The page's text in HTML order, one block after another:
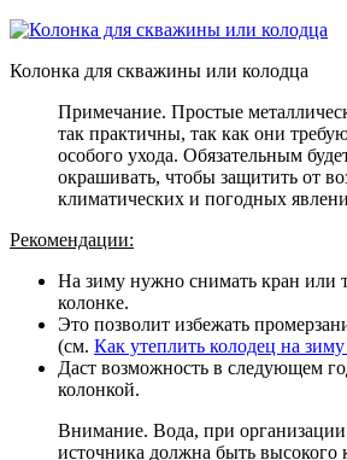
Колонка для скважины или колодца
Примечание. Простые
так практичны, так как они
особого ухода. Обязательным
окрашивать, чтобы защитить от
климатических и погодных
Рекомендации:
На зиму нужно снимать кран или
колонке.
Это позволит избежать
(см. Как утеплить колодец на
Даст возможность в следующем
колонкой.
Внимание. Вода, при организации
источника должна быть высокого